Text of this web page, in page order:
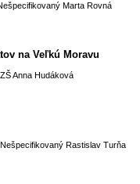
Marta Rovná
na Veľkú Moravu
Anna Hudáková
Nešpecifikovaný Rastislav Turňa